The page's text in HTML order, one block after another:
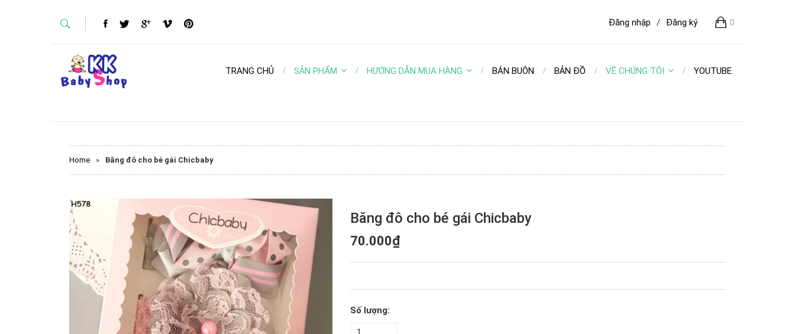
0
Đăng ký
/
Đăng nhập
TRANG CHỦ SẢN PHẨM HƯỚNG DẪN MUA HÀNG BÁN BUÔN BẢN ĐỒ VỀ CHÚNG TÔI YOUTUBE
Home » Băng đô cho bé gái Chicbaby
Băng đô cho bé gái Chicbaby
70.000₫
Số lượng: